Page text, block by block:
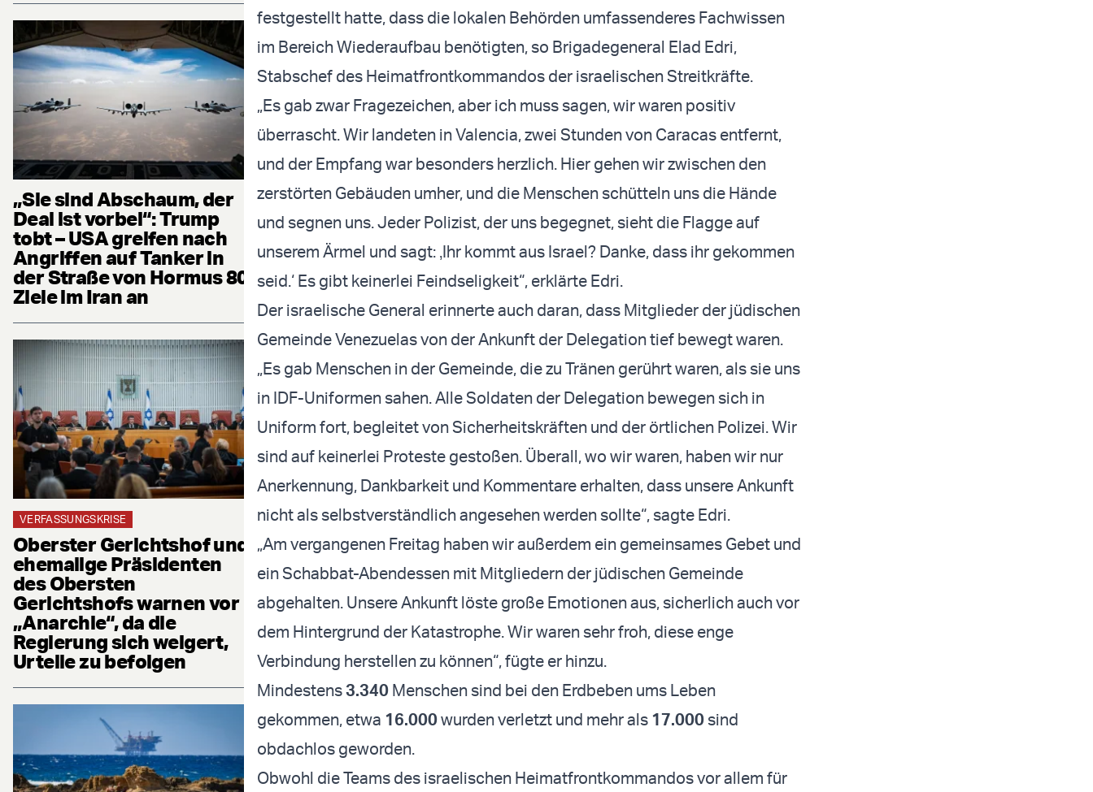
„Sie sind Abschaum, der
Deal ist vorbei“: Trump
tobt – USA greifen nach
Angriffen auf Tanker in
der Straße von Hormus 80
Ziele im Iran an
VERFASSUNGSKRISE
Oberster Gerichtshof und
ehemalige Präsidenten
des Obersten
Gerichtshofs warnen vor
„Anarchie“, da die
Regierung sich weigert,
Urteile zu befolgen
festgestellt hatte, dass die lokalen Behörden umfassenderes Fachwissen
im Bereich Wiederaufbau benötigten, so Brigadegeneral Elad Edri,
Stabschef des Heimatfrontkommandos der israelischen Streitkräfte.
„Es gab zwar Fragezeichen, aber ich muss sagen, wir waren positiv
überrascht. Wir landeten in Valencia, zwei Stunden von Caracas entfernt,
und der Empfang war besonders herzlich. Hier gehen wir zwischen den
zerstörten Gebäuden umher, und die Menschen schütteln uns die Hände
und segnen uns. Jeder Polizist, der uns begegnet, sieht die Flagge auf
unserem Ärmel und sagt: ‚Ihr kommt aus Israel? Danke, dass ihr gekommen
seid.‘ Es gibt keinerlei Feindseligkeit“, erklärte Edri.
Der israelische General erinnerte auch daran, dass Mitglieder der jüdischen
Gemeinde Venezuelas von der Ankunft der Delegation tief bewegt waren.
„Es gab Menschen in der Gemeinde, die zu Tränen gerührt waren, als sie uns
in IDF-Uniformen sahen. Alle Soldaten der Delegation bewegen sich in
Uniform fort, begleitet von Sicherheitskräften und der örtlichen Polizei. Wir
sind auf keinerlei Proteste gestoßen. Überall, wo wir waren, haben wir nur
Anerkennung, Dankbarkeit und Kommentare erhalten, dass unsere Ankunft
nicht als selbstverständlich angesehen werden sollte“, sagte Edri.
„Am vergangenen Freitag haben wir außerdem ein gemeinsames Gebet und
ein Schabbat-Abendessen mit Mitgliedern der jüdischen Gemeinde
abgehalten. Unsere Ankunft löste große Emotionen aus, sicherlich auch vor
dem Hintergrund der Katastrophe. Wir waren sehr froh, diese enge
Verbindung herstellen zu können“, fügte er hinzu.
Mindestens3.340 Menschen sind bei den Erdbeben ums Leben
gekommen, etwa 16.000wurden verletzt und mehr als 17.000sind
obdachlos geworden.
Obwohl die Teams des israelischen Heimatfrontkommandos vor allem für